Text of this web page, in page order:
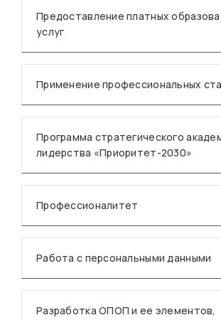
Предоставление платных
услуг
Применение профессиональных
Программа стратегического
лидерства «Приоритет-2030»
Профессионалитет
Работа с персональными данными
Разработка ОПОП и ее элементов,